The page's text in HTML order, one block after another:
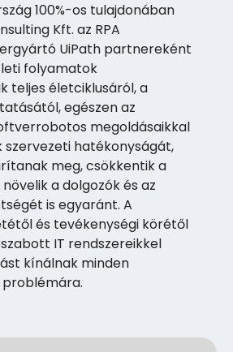
100%-os tulajdonában
Kft. az RPA
UiPath partnereként
folyamatok
teljes életciklusáról, a
egészen az
megoldásaikkal
szervezeti hatékonyságát,
meg, csökkentik a
a dolgozók és az
is egyaránt. A
és tevékenységi körétől
IT rendszereikkel
kínálnak minden